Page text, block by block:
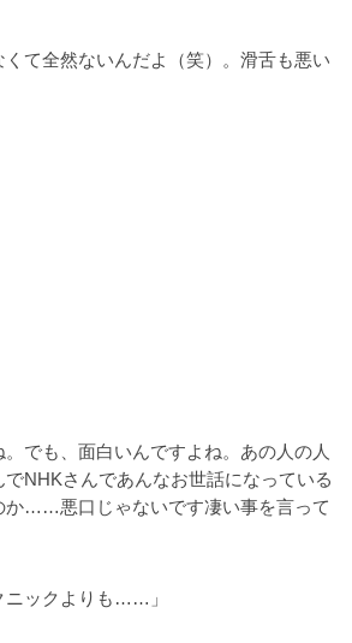
くて全然ないんだよ（笑）。滑舌も悪い
。でも、面白いんですよね。あの人の人
NHKさんであんなお世話になっている
か……悪口じゃないです凄い事を言って
ニックよりも……」